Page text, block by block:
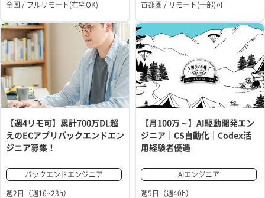
全国 / フルリモート(在宅OK)
首都圏 / リモート(一部)可
【週4リモ可】累計700万DL超
えのECアプリバックエンドエン
ジニア募集！
バックエンドエンジニア
週2日（週16~23h）
【月100万～】AI駆動開発エン
ジニア｜CS自動化｜Codex活
用経験者優遇
AIエンジニア
週5日（週40h）